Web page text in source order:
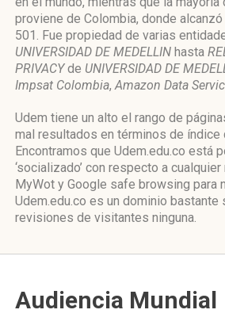
proviene de Colombia, donde
501. Fue propiedad de varias
UNIVERSIDAD DE MEDELLIN hasta
PRIVACYde UNIVERSIDAD DE
Impsat Colombia,Amazon Data
Udem tiene un alto el rango de
mal resultados en términos de índice
Encontramos que Udem.edu.co está
‘socializado’ con respecto a
MyWot y Google safe browsing para
Udem.edu.co es un dominio bastante
revisiones de visitantes ninguna.
Audiencia Mundial